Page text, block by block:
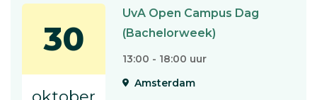
30
UvA Open Campus Dag
(Bachelorweek)
13:00 - 18:00 uur
Amsterdam